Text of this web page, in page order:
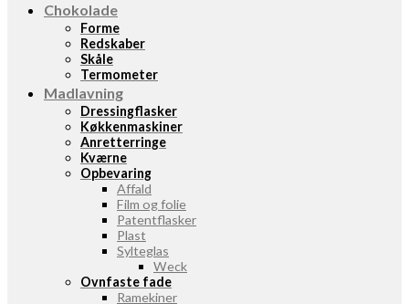
Chokolade
Forme
Redskaber
Skåle
Termometer
Madlavning
Dressingflasker
Køkkenmaskiner
Anretterringe
Kværne
Opbevaring
Affald
Film og folie
Patentflasker
Plast
Sylteglas
Weck
Ovnfaste fade
Ramekiner